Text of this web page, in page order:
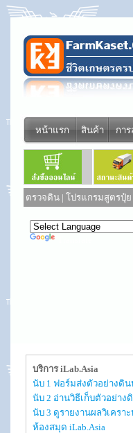
หน้าแรก สินค้า กา
ตรวจดิน | โปรแกรมสูตรปุ๋ย
บริการ iLab.Asia
นับ 1 ฟอร์มส่งตัวอย่างดิน
นับ 2 อ่านวิธีเก็บตัวอย่าง
นับ 3 ดูรายงานผลวิเคราะ
ห้องสมุด iLab.Asia